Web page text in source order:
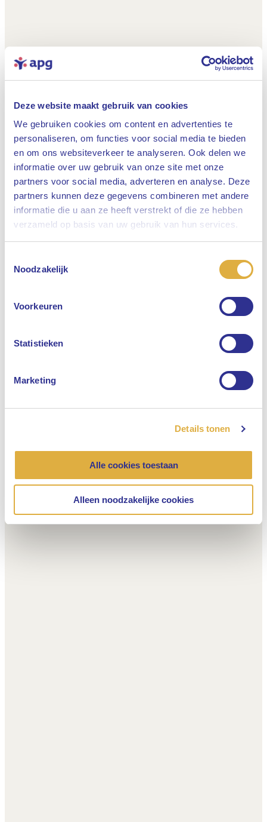
Deze website maakt gebruik van cookies
We gebruiken cookies om content en advertenties te
personaliseren, om functies voor social media te bieden
en om ons websiteverkeer te analyseren. Ook delen we
informatie over uw gebruik van onze site met onze
partners voor social media, adverteren en analyse. Deze
partners kunnen deze gegevens combineren met andere
informatie die u aan ze heeft verstrekt of die ze hebben
verzameld op basis van uw gebruik van hun services.
Noodzakelijk
Voorkeuren
Statistieken
Marketing
Details tonen
Alle cookies toestaan
Alleen noodzakelijke cookies
Sluiten